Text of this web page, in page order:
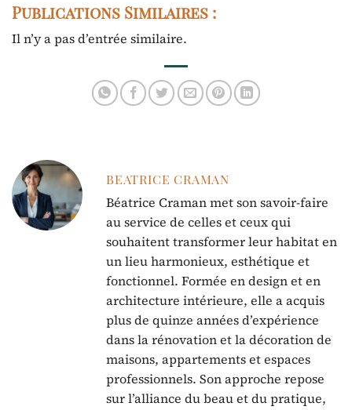
Publications Similaires :
Il n’y a pas d’entrée similaire.
BEATRICE CRAMAN
Béatrice Craman met son savoir-faire
au service de celles et ceux qui
souhaitent transformer leur habitat en
un lieu harmonieux, esthétique et
fonctionnel. Formée en design et en
architecture intérieure, elle a acquis
plus de quinze années d’expérience
dans la rénovation et la décoration de
maisons, appartements et espaces
professionnels. Son approche repose
sur l’alliance du beau et du pratique,